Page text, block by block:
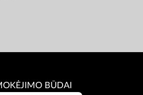
BŪDAI